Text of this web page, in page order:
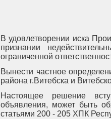
В удовлетворении иска
признании
ограниченной
Вынести частное
района г.Витебска и
Настоящее решение
объявления, может быть
статьями 200 - 205 ХПК